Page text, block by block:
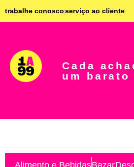
trabalhe conoscoserviço ao cliente
Cada
um barato
Alimento e BebidasBazar